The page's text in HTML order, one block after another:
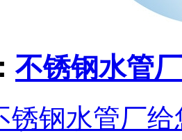
不锈钢水管厂
锈钢水管厂